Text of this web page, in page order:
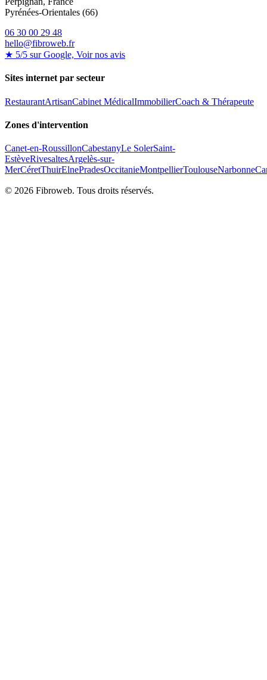
Pyrénées-Orientales (66)
06 30 00 29 48
hello@fibroweb.fr
★ 5/5 sur Google, Voir nos avis
Sites internet par secteur
RestaurantArtisanCabinet MédicalImmobilierCoach & Thérapeute
Zones d'intervention
Canet-en-RoussillonCabestanyLe SolerSaint-
EstèveRivesaltesArgelès-sur-
MerCéretThuirElnePradesOccitanieMontpellierToulouseNarbonne
© 2026 Fibroweb. Tous droits réservés.